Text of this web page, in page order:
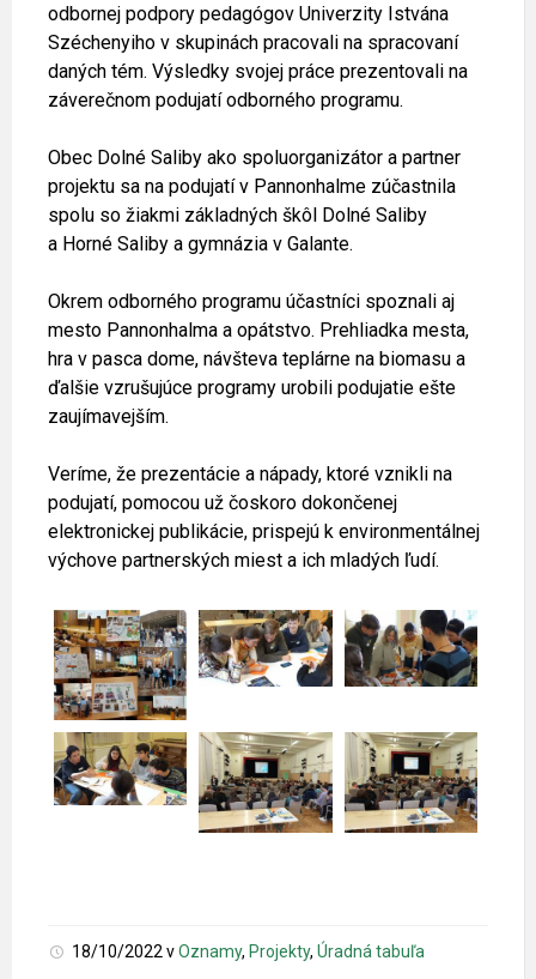
odbornej podpory pedagógov Univerzity Istvána
Széchenyiho v skupinách pracovali na spracovaní
daných tém. Výsledky svojej práce prezentovali na
záverečnom podujatí odborného programu.
Obec Dolné Saliby ako spoluorganizátor a partner
projektu sa na podujatí v Pannonhalme zúčastnila
spolu so žiakmi základných škôl Dolné Saliby
a Horné Saliby a gymnázia v Galante.
Okrem odborného programu účastníci spoznali aj
mesto Pannonhalma a opátstvo. Prehliadka mesta,
hra v pasca dome, návšteva teplárne na biomasu a
ďalšie vzrušujúce programy urobili podujatie ešte
zaujímavejším.
Veríme, že prezentácie a nápady, ktoré vznikli na
podujatí, pomocou už čoskoro dokončenej
elektronickej publikácie, prispejú k environmentálnej
výchove partnerských miest a ich mladých ľudí.
18/10/2022 vOznamy, Projekty, Úradná tabuľa